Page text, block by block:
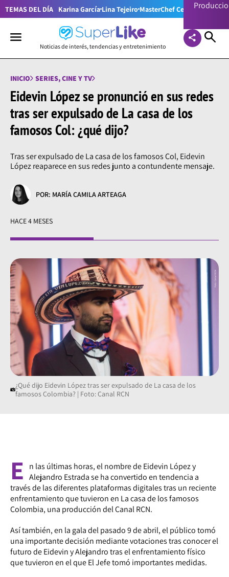
TEMAS DEL DÍA Karina García Lina Tejeiro MasterChef Celebrity
Noticias de interés, tendencias y entretenimiento
INICIO SERIES, CINE Y TV
Eidevin López se pronunció en sus redes
tras ser expulsado de La casa de los
famosos Col: ¿qué dijo?
Tras ser expulsado de La casa de los famosos Col, Eidevin
López reaparece en sus redes junto a contundente mensaje.
POR: MARÍA CAMILA ARTEAGA
HACE 4 MESES
¿Qué dijo Eidevin López tras ser expulsado de La casa de los
famosos Colombia? | Foto: Canal RCN
E
n las últimas horas, el nombre de Eidevin López y
Alejandro Estrada se ha convertido en tendencia a
través de las diferentes plataformas digitales tras un reciente
enfrentamiento que tuvieron en La casa de los famosos
Colombia, una producción del Canal RCN.
Así también, en la gala del pasado 9 de abril, el público tomó
una importante decisión mediante votaciones tras conocer el
futuro de Eidevin y Alejandro tras el enfrentamiento físico
que tuvieron en el que El Jefe tomó importantes medidas.